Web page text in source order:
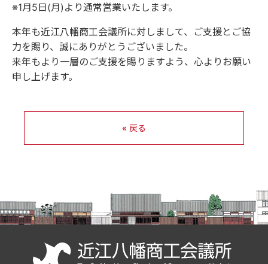
※1月5日(月)より通常営業いたします。
本年も近江八幡商工会議所に対しまして、ご支援とご協
力を賜り、誠にありがとうございました。
来年もより一層のご支援を賜りますよう、心よりお願い
申し上げます。
« 戻る